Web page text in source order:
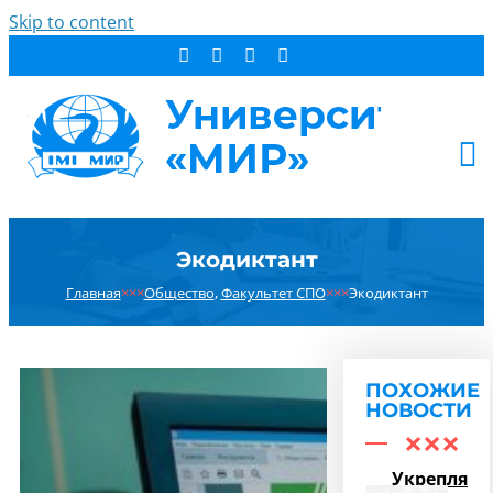
Skip to content
ДОПОБРАЗОВАНИЕ
НОВОСТИ
РЕЗУЛЬТАТ ПОИСКА:
Экодиктант
Главная×××Общество,Факультет СПО×××Экодиктант
ПОХОЖИЕ
НОВОСТИ
Укрепляем